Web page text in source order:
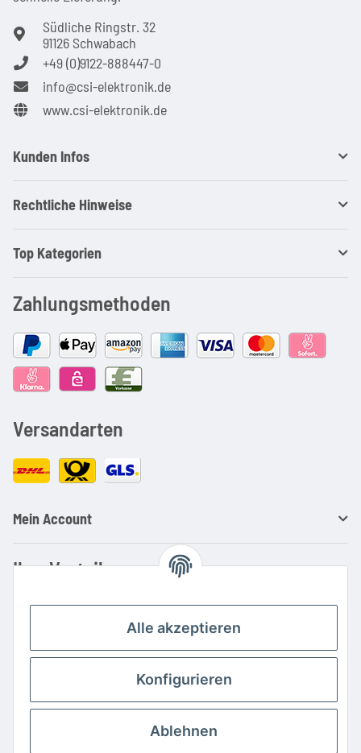
Südliche Ringstr. 32
91126 Schwabach
+49 (0)9122-888447-0
info@csi-elektronik.de
www.csi-elektronik.de
Kunden Infos
Rechtliche Hinweise
Top Kategorien
Zahlungsmethoden
Versandarten
Mein Account
Ihre Vorteile
Kauf auf Rechnung
Große Auswahl an Netzteilen und Ladegeräten
Schnelle Lieferung
Hohe Lagerverfügbarkeit
Alle akzeptieren
Konfigurieren
Ablehnen